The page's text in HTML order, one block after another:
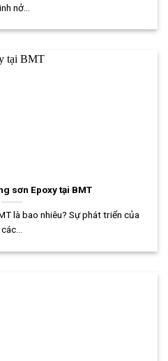
nở...
sơn Epoxy tại BMT
là bao nhiêu? Sự phát triển của
các...